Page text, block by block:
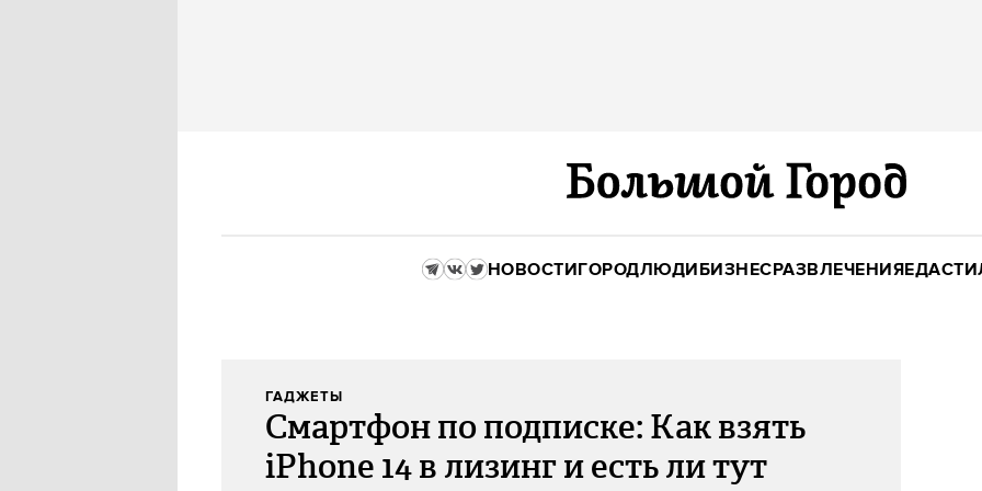
НОВОСТИГОРОДЛЮДИБИЗНЕСРАЗВЛЕЧЕНИЯЕДА
ГАДЖЕТЫ
Смартфон по подписке: Как взять
iPhone 14 в лизинг и есть ли тут